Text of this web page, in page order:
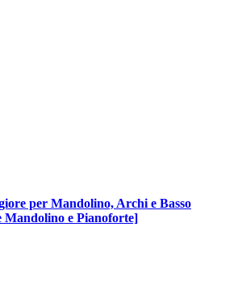
per Mandolino, Archi e Basso
e Pianoforte]